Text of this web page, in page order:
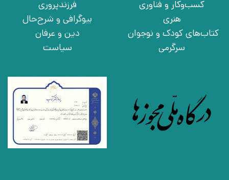
کسب‌وکار و فناوری
هنری
کتاب‌های کودک و نوجوان
سرگرمی
فرزندپروری
بیوگرافی و شرح‌حال
دین و عرفان
سیاست